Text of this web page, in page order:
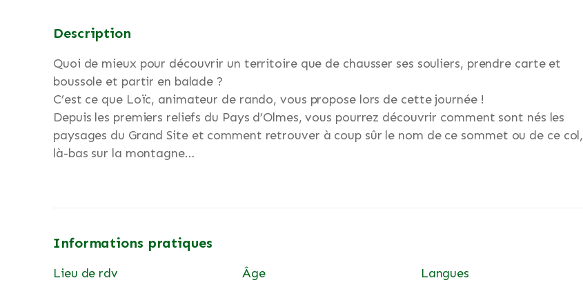
Description
Quoi de mieux pour découvrir un territoire que de chausser ses souliers, prendre carte et
boussole et partir en balade ?
C’est ce que Loïc, animateur de rando, vous propose lors de cette journée !
Depuis les premiers reliefs du Pays d’Olmes, vous pourrez découvrir comment sont nés les
paysages du Grand Site et comment retrouver à coup sûr le nom de ce sommet ou de ce col,
là-bas sur la montagne…
Informations pratiques
Lieu de rdv
Âge
Langues